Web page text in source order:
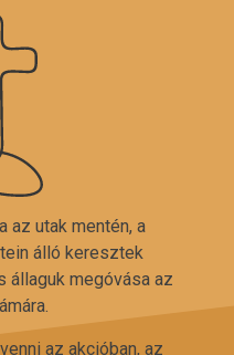
az utak mentén, a
álló keresztek
állaguk megóvása az
az akcióban, az